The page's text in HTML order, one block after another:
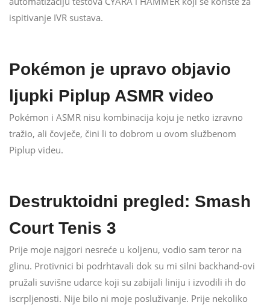
ispitivanje IVR sustava.
Pokémon je upravo objavio
ljupki Piplup ASMR video
Pokémon i ASMR nisu kombinacija koju je netko izravno
tražio, ali čovječe, čini li to dobrom u ovom službenom
Piplup videu.
Destruktoidni pregled: Smash
Court Tenis 3
Prije moje najgori nesreće u koljenu, vodio sam teror na
glinu. Protivnici bi podrhtavali dok su mi silni backhand-ovi
pružali suvišne udarce koji su zabijali liniju i izvodili ih do
iscrpljenosti. Nije bilo ni moje posluživanje. Prije nekoliko